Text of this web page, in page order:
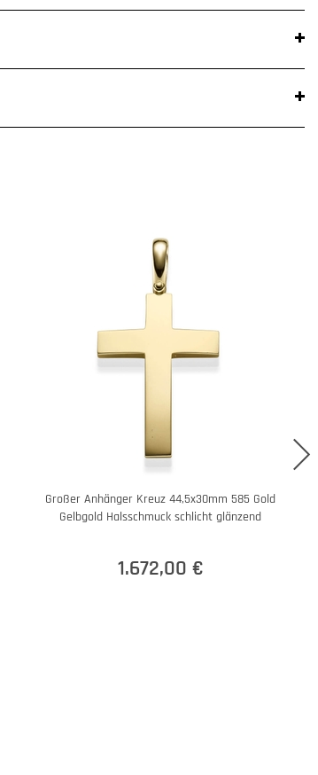
Großer Anhänger Kreuz 44,5x30mm 585 Gold
Gelbgold Halsschmuck schlicht glänzend
1.672,00 €